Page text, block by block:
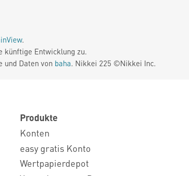
.
künftige Entwicklung zu.
und Daten von baha. Nikkei 225 ©Nikkei Inc.
Produkte
Konten
easy gratis Konto
Wertpapierdepot